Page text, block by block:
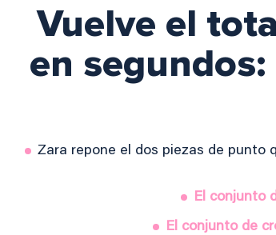
Vuelve el
en
Zara repone el dos piezas de punto
El conjunto
El conjunto de